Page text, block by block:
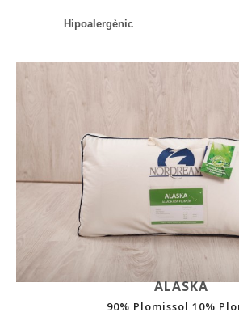
Hipoalergènic
ALASKA
90% Plomissol 10%